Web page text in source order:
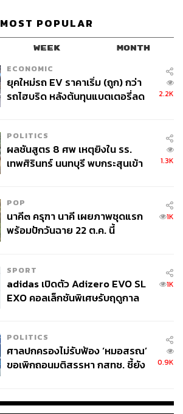
MOST POPULAR
WEEK MONTH
ECONOMIC
ยุคใหม่รถ EV ราคาเริ่ม (ถูก) กว่า
รถไฮบริด หลังต้นทุนแบตเตอรี่ลด
2.2K
POLITICS
ผลชันสูตร 8 ศพ เหตุยิงใน รร.
เทพศิรินทร์ นนทบุรี พบกระสุนเข้า
1.3K
POP
นาคี๓ ครุฑา นาคี เผยภาพชุดแรก
พร้อมปักวันฉาย 22 ต.ค. นี้
1K
SPORT
adidas เปิดตัว Adizero EVO SL
EXO คอลเล็กชันพิเศษรับฤดูกาล
1K
POLITICS
ศาลปกครองไม่รับฟ้อง ‘หมอสรณ’
ขอเพิกถอนมติสรรหา กสทช. ชี้ยัง
0.9K